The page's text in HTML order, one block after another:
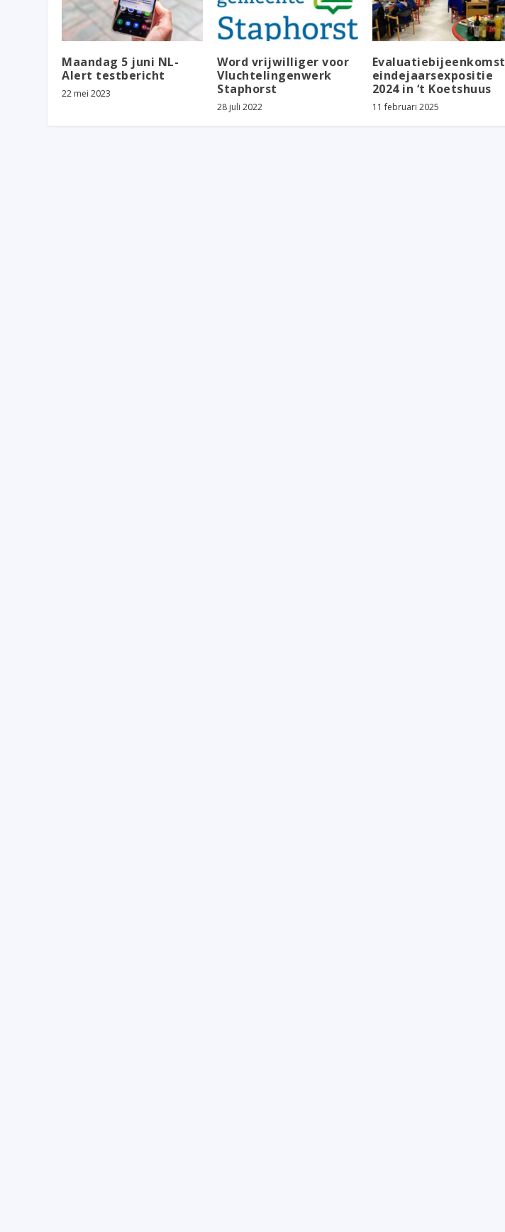
Maandag 5 juni NL-
Alert testbericht
22 mei 2023
Word vrijwilliger voor
Vluchtelingenwerk
Staphorst
28 juli 2022
Evaluatiebijeenkomst
eindejaarsexpositie
2024 in ‘t Koetshuus
11 februari 2025